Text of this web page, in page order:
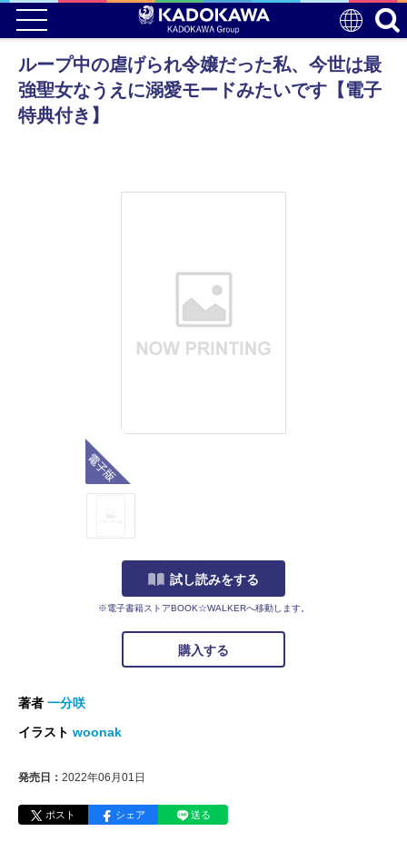
ループ中の虐げられ令嬢だった私、今世は最
強聖女なうえに溺愛モードみたいです【電子
特典付き】
試し読みをする
※電子書籍ストアBOOK☆WALKERへ移動します。
購入する
著者 一分咲
イラスト woonak
発売日： 2022年06月01日
ポスト シェア 送る